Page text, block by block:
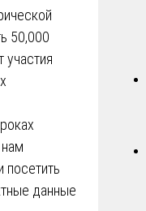
50,000
участия
посетить
данные